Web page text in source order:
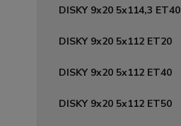
DISKY 9x20 5x114,3 ET40
DISKY 9x20 5x112 ET20
DISKY 9x20 5x112 ET40
DISKY 9x20 5x112 ET50